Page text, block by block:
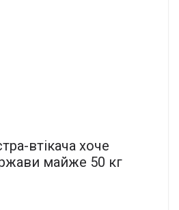
втікача хоче
майже 50 кг